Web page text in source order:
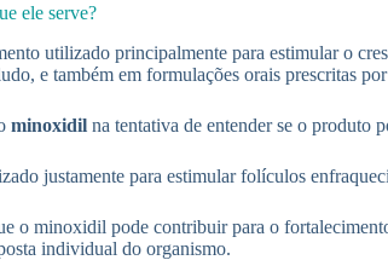
ele serve?
utilizado principalmente para estimular o
e também em formulações orais prescritas
minoxidil na tentativa de entender se o produto
justamente para estimular folículos
o minoxidil pode contribuir para o
individual do organismo.